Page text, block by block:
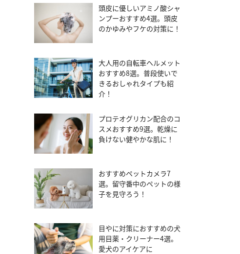
頭皮に優しいアミノ酸シャ
ンプーおすすめ4選。頭皮
のかゆみやフケの対策に！
大人用の自転車ヘルメット
おすすめ8選。普段使いで
きるおしゃれタイプも紹
介！
プロテオグリカン配合のコ
スメおすすめ9選。乾燥に
負けない健やかな肌に！
おすすめペットカメラ7
選。留守番中のペットの様
子を見守ろう！
目やに対策におすすめの犬
用目薬・クリーナー4選。
愛犬のアイケアに